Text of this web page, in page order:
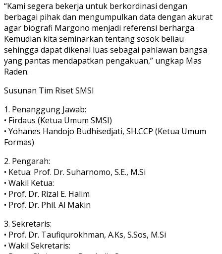
“Kami segera bekerja untuk berkordinasi dengan
berbagai pihak dan mengumpulkan data dengan akurat
agar biografi Margono menjadi referensi berharga.
Kemudian kita seminarkan tentang sosok beliau
sehingga dapat dikenal luas sebagai pahlawan bangsa
yang pantas mendapatkan pengakuan,” ungkap Mas
Raden.
Susunan Tim Riset SMSI
1. Penanggung Jawab:
• Firdaus (Ketua Umum SMSI)
• Yohanes Handojo Budhisedjati, SH.CCP (Ketua Umum
Formas)
2. Pengarah:
• Ketua: Prof. Dr. Suharnomo, S.E., M.Si
• Wakil Ketua:
• Prof. Dr. Rizal E. Halim
• Prof. Dr. Phil. Al Makin
3. Sekretaris:
• Prof. Dr. Taufiqurokhman, A.Ks, S.Sos, M.Si
• Wakil Sekretaris: